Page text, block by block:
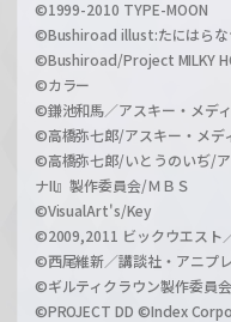
©1999-2010 TYPE-MOON
©Bushiroad illust:たにはらな
©Bushiroad/Project MILKY
©カラー
©鎌池和馬／アスキー・メデ
©高橋弥七郎/アスキー・メデ
©高橋弥七郎/いとうのいぢ/
ナII』製作委員会/ＭＢＳ
©VisualArt's/Key
©2009,2011 ビックウエスト
©西尾維新／講談社・アニプ
©ギルティクラウン製作委員会
©PROJECT DD ©Index